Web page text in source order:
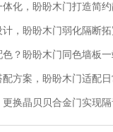
化，盼盼木门打造简
，盼盼木门弱化隔断
？盼盼木门同色墙板
方案，盼盼木门适配
换晶贝贝合金门实现